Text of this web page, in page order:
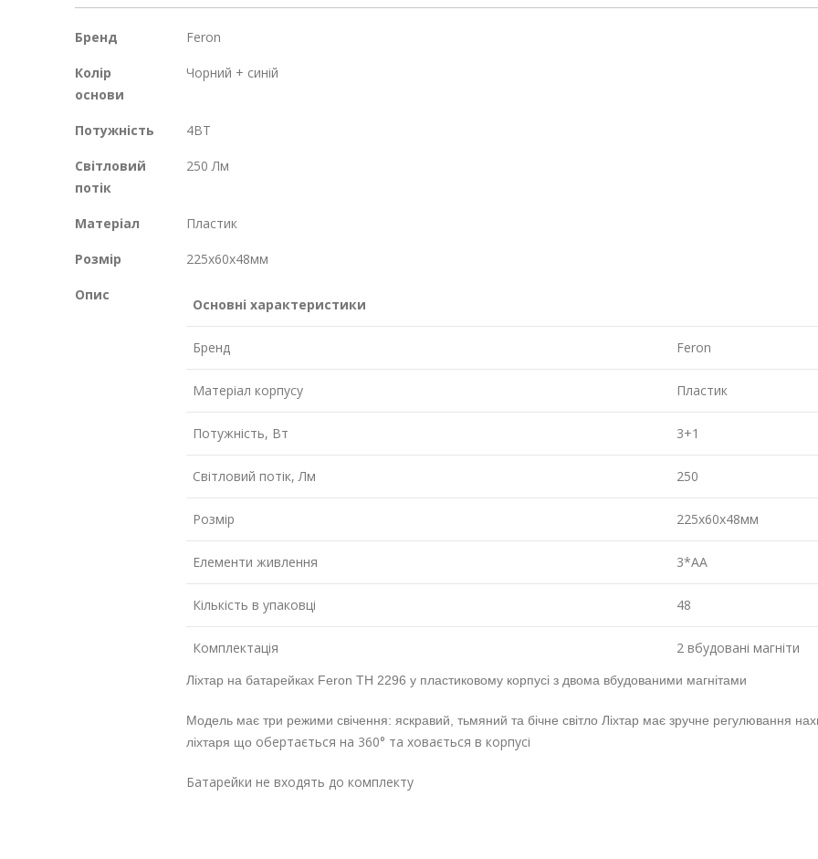
Докладніше
Бренд Feron
Колір
основи
Чорний + синій
Потужність 4ВТ
Світловий
потік
250 Лм
Матеріал Пластик
Розмір 225х60х48мм
Опис
Основні характеристики
Бренд Feron
Матеріал корпусу Пластик
Потужність, Вт 3+1
Світловий потік, Лм 250
Розмір 225х60х48мм
Елементи живлення 3*АА
Кількість в упаковці 48
Комплектація 2 вбудовані магніти
Ліхтар на батарейках Feron TH 2296 у пластиковому корпусі з двома вбудованими магнітами
Модель має три режими свічення: яскравий, тьмяний та бічне світло Ліхтар має зручне регулювання
ліхтаря що обертається на 360° та ховається в корпусі
Батарейки не входять до комплекту